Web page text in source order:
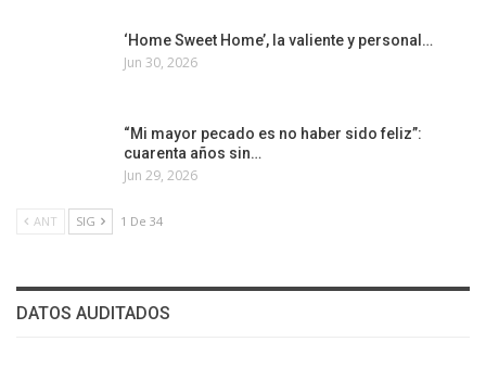
‘Home Sweet Home’, la valiente y personal…
Jun 30, 2026
“Mi mayor pecado es no haber sido feliz”:
cuarenta años sin…
Jun 29, 2026
ANT SIG 1 De 34
DATOS AUDITADOS